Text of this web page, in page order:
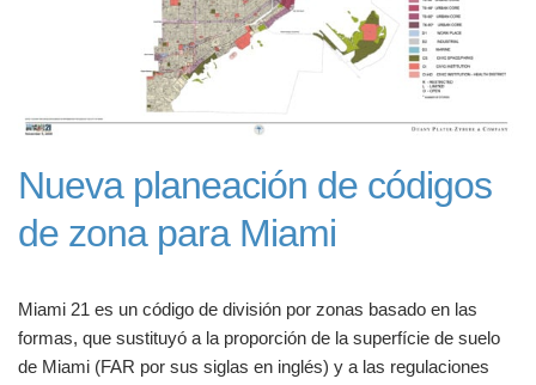
Nueva planeación de códigos
de zona para Miami
Miami 21 es un código de división por zonas basado en las
formas, que sustituyó a la proporción de la superfície de suelo
de Miami (FAR por sus siglas en inglés) y a las regulaciones